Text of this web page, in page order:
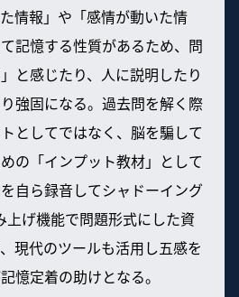
情報」や「感情が動いた情
記憶する性質があるため、問
と感じたり、人に説明したり
強固になる。過去問を解く際
としてではなく、脳を騙して
の「インプット教材」として
自ら録音してシャドーイング
上げ機能で問題形式にした資
現代のツールも活用し五感を
憶定着の助けとなる。